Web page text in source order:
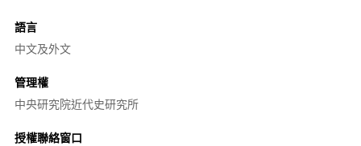
語言
中文及外文
管理權
中央研究院近代史研究所
授權聯絡窗口